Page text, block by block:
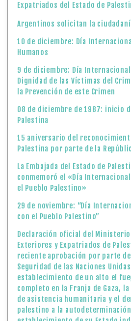
Expatriados del Estado de
Argentinos solicitan la
10 de diciembre: Día
Humanos
9 de diciembre: Día
Dignidad de las Víctimas del
la Prevención de este Crimen
08 de diciembre de 1987: inicio
Palestina
15 aniversario del
Palestina por parte de la
La Embajada del Estado de
conmemoró el «Día
el Pueblo Palestino»
29 de noviembre: “Día
con el Pueblo Palestino”
Declaración oficial del Ministerio
Exteriores y Expatriados de
reciente aprobación por parte
Seguridad de las Naciones
establecimiento de un alto el
completo en la Franja de Gaza,
de asistencia humanitaria y el
palestino a la autodeterminación